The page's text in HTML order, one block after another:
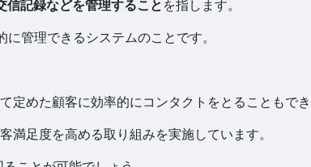
信記録などを管理すること を指します。
管理できるシステムのことです。
めた顧客に効率的にコンタクトをとることもでき
満足度を高める取り組みを実施しています。